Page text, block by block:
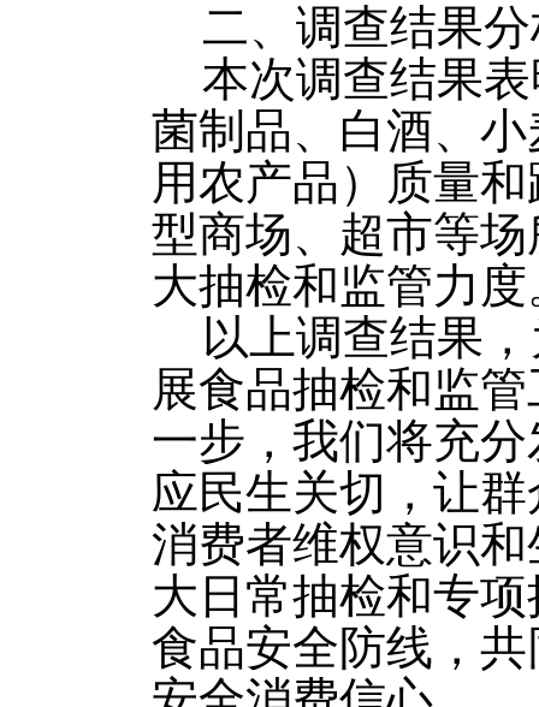
二、调查结果
本次调查结果
菌制品、白酒、
用农产品）质量
型商场、超市等
大抽检和监管力度
以上调查结果
展食品抽检和监
一步，我们将充
应民生关切，让
消费者维权意识
大日常抽检和专
食品安全防线，